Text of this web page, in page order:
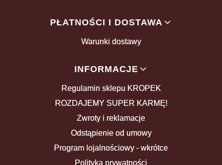
PŁATNOŚCI I DOSTAWA
Warunki dostawy
INFORMACJE
Regulamin sklepu KROPEK
ROZDAJEMY SUPER KARMĘ!
Zwroty i reklamacje
Odstąpienie od umowy
Program lojalnościowy - wkrótce
Polityka prywatności